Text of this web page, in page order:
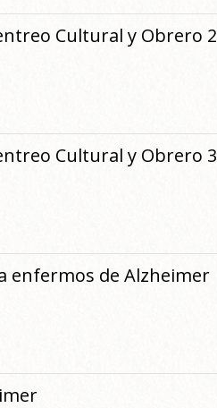
Cultural y Obrero 2
Cultural y Obrero 3
enfermos de Alzheimer